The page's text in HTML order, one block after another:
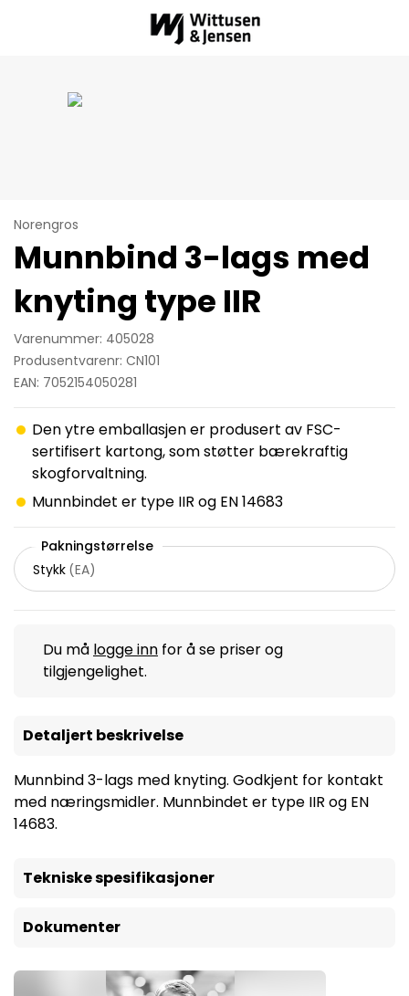
Norengros
Munnbind 3-lags med
knyting type IIR
Varenummer: 405028
Produsentvarenr: CN101
EAN: 7052154050281
Den ytre emballasjen er produsert av FSC-
sertifisert kartong, som støtter bærekraftig
skogforvaltning.
Munnbindet er type IIR og EN 14683
Pakningstørrelse
Stykk (EA)
Du må logge inn for å se priser og
tilgjengelighet.
Detaljert beskrivelse
Munnbind 3-lags med knyting. Godkjent for kontakt
med næringsmidler. Munnbindet er type IIR og EN
14683.
Tekniske spesifikasjoner
Dokumenter